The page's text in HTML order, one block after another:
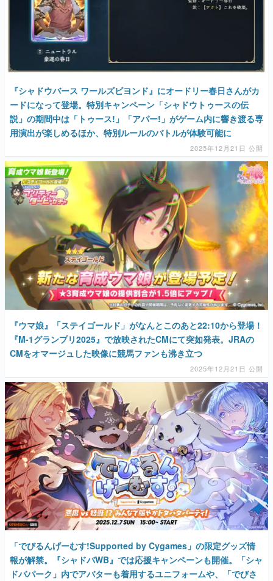
『シャドウバース ワールズビヨンド』にオードリー春日さんがカ
ードになって登場。特別キャンペーン「シャドウトゥースの伝
説」の期間中は「トゥース!」「アパー!」がゲーム内に響き渡る専
用演出が楽しめるほか、特別ルールのバトルが体験可能に
2025年12月21日 公開
『ウマ娘』「ステイゴールド」がなんとこのあと22:10から登場！
『M-1グランプリ2025』で放映されたCMにて突如発表。JRAの
CMをオマージュした映像に競馬ファンも沸き立つ
2025年12月21日 公開
「でびるんげーむす!Supported by Cygames」の限定グッズ情
報が解禁。『シャドバWB』では応援キャンペーンも開催。「シャ
ドバパーク」内でアバターも着用するユニフォームや、「でびさ